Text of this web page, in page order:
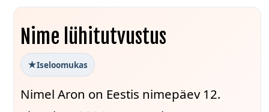
Nime lühitutvustus
Iseloomukas
Nimel Aron on Eestis nimepäev 12.